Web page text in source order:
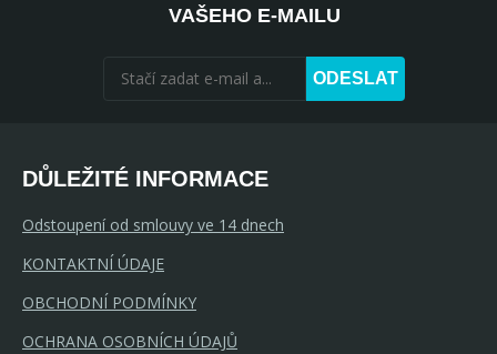
VAŠEHO E-MAILU
ODESLAT
DŮLEŽITÉ INFORMACE
Odstoupení od smlouvy ve 14 dnech
KONTAKTNÍ ÚDAJE
OBCHODNÍ PODMÍNKY
OCHRANA OSOBNÍCH ÚDAJŮ